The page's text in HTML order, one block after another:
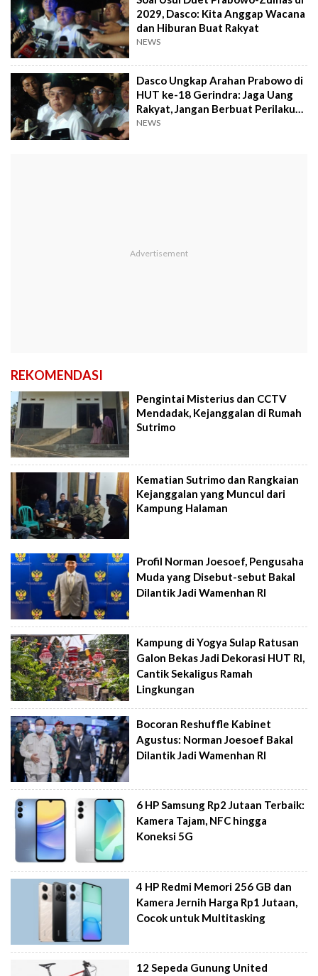
2029, Dasco: Kita Anggap Wacana
dan Hiburan Buat Rakyat
NEWS
Dasco Ungkap Arahan Prabowo di
HUT ke-18 Gerindra: Jaga Uang
Rakyat, Jangan Berbuat Perilaku
Tercela
NEWS
REKOMENDASI
Pengintai Misterius dan CCTV
Mendadak, Kejanggalan di Rumah
Sutrimo
Kematian Sutrimo dan Rangkaian
Kejanggalan yang Muncul dari
Kampung Halaman
Profil Norman Joesoef, Pengusaha
Muda yang Disebut-sebut Bakal
Dilantik Jadi Wamenhan RI
Kampung di Yogya Sulap Ratusan
Galon Bekas Jadi Dekorasi HUT RI,
Cantik Sekaligus Ramah
Lingkungan
Bocoran Reshuffle Kabinet
Agustus: Norman Joesoef Bakal
Dilantik Jadi Wamenhan RI
6 HP Samsung Rp2 Jutaan Terbaik:
Kamera Tajam, NFC hingga
Koneksi 5G
4 HP Redmi Memori 256 GB dan
Kamera Jernih Harga Rp1 Jutaan,
Cocok untuk Multitasking
12 Sepeda Gunung United